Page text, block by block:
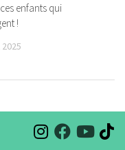
enfants qui
!
2025